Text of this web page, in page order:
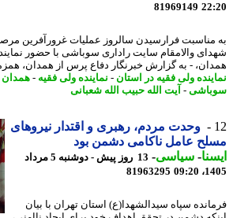
81969149
فرارسیدن سالروز عملیات غرورآفرین مرصاد،
والامقام سایت راداری سوباشی با حضور نماینده
- به گزارش خبرنگار دفاع پرس از همدان، همزمان
ولی فقیه در استان-نماینده ولی فقیه -همدان-
-آیت الله حبیب الله شعبانی
وحدت مردم، رهبری و اقتدار نیروهای
عامل ناکامی دشمن بود
-سیاسی-
13 روز پیش - دوشنبه 5 مرداد
81963295
سپاه سیدالشهدا(ع) استان تهران با بیان